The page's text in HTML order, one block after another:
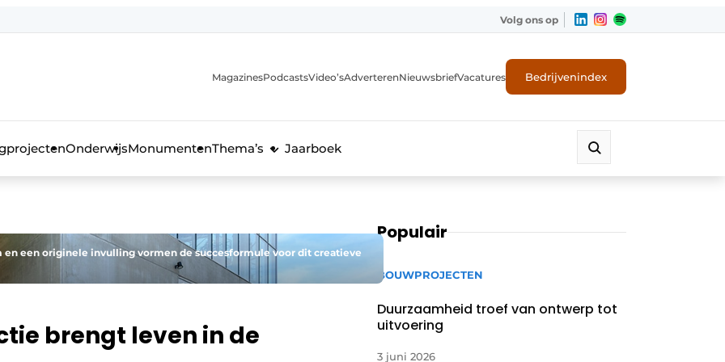
Volg ons op
MagazinesPodcastsVideo’sAdverterenNieuwsbriefVacatures Bedrijvenindex
OnderwijsMonumentenThema’s Jaarboek
een originele invulling vormen de succesformule voor dit creatieve
brengt leven in de
Populair
BOUWPROJECTEN
Duurzaamheid troef van ontwerp tot
uitvoering
3 juni 2026